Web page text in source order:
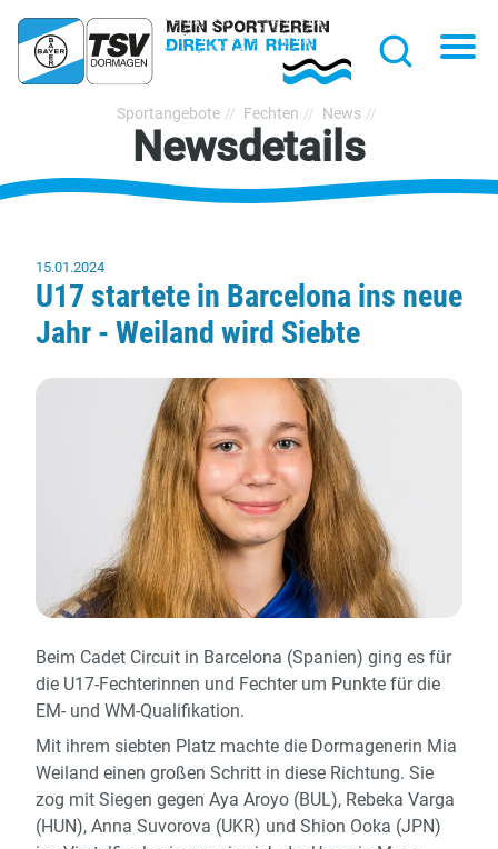
TSV
Bayer
Dormagen
1920
Sportangebote Fechten News
Newsdetails
15.01.2024
U17 startete in Barcelona ins neue
Jahr - Weiland wird Siebte
Beim Cadet Circuit in Barcelona (Spanien) ging es für
die U17-Fechterinnen und Fechter um Punkte für die
EM- und WM-Qualifikation.
Mit ihrem siebten Platz machte die Dormagenerin Mia
Weiland einen großen Schritt in diese Richtung. Sie
zog mit Siegen gegen Aya Aroyo (BUL), Rebeka Varga
(HUN), Anna Suvorova (UKR) und Shion Ooka (JPN)